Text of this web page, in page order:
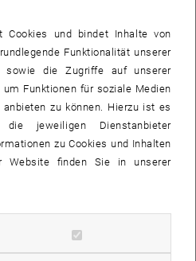
sondern vor allem davon,
Routinen zu koordinieren.
flexible Ausführung
Einschränkungen der
Zusammenhänge zwischen der
und den Auswirkungen auf
in der Praxis jedoch deutlich
und
Cookies und bindet Inhalte von
Funktionalität unserer
sowie die Zugriffe auf unserer
Funktionen für soziale Medien
zu können. Hierzu ist es
jeweiligen Dienstanbieter
zu Cookies und Inhalten
Website finden Sie in unserer
Cookies zulassen